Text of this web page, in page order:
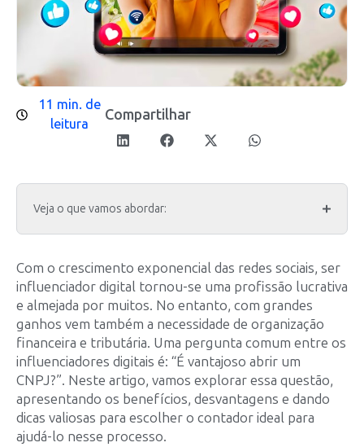
11 min. de
leitura
Compartilhar
Veja o que vamos abordar:
Com o crescimento exponencial das redes sociais, ser
influenciador digital tornou-se uma profissão lucrativa
e almejada por muitos. No entanto, com grandes
ganhos vem também a necessidade de organização
financeira e tributária. Uma pergunta comum entre os
influenciadores digitais é: “É vantajoso abrir um
CNPJ?”. Neste artigo, vamos explorar essa questão,
apresentando os benefícios, desvantagens e dando
dicas valiosas para escolher o contador ideal para
ajudá-lo nesse processo.